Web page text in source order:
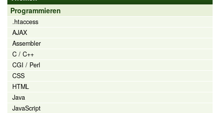
Programmieren
.htaccess
AJAX
Assembler
C / C++
CGI / Perl
CSS
HTML
Java
JavaScript